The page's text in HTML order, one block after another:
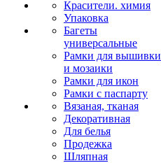
Красители. химия
Упаковка
Багеты
универсальные
Рамки для вышивки
и мозаики
Рамки для икон
Рамки с паспарту
Вязаная, тканая
Декоративная
Для белья
Продежка
Шляпная